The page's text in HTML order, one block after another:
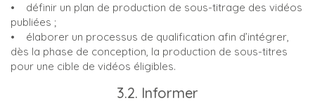
• définir un plan de production de sous-titrage des vidéos
publiées ;
• élaborer un processus de qualification afin d’intégrer,
dès la phase de conception, la production de sous-titres
pour une cible de vidéos éligibles.
3.2. Informer